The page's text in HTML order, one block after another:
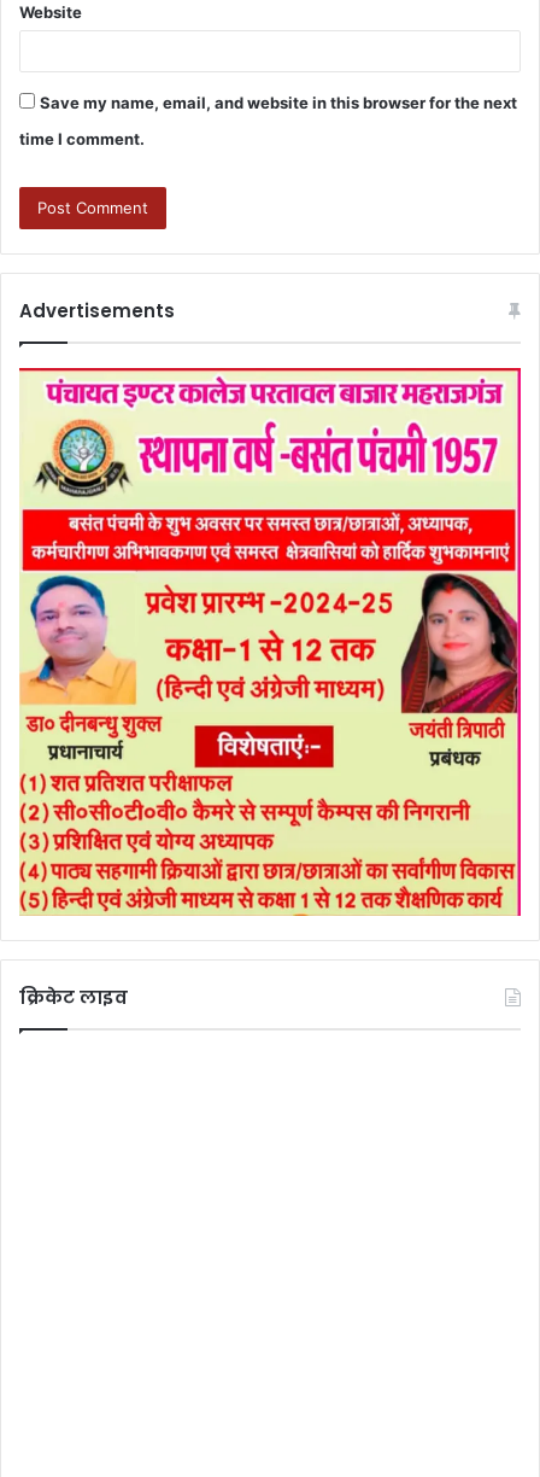
Website
Save my name, email, and website in this browser for the next
time I comment.
Advertisements
क्रिकेट लाइव